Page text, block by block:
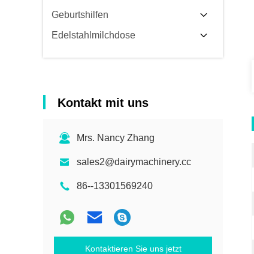
Geburtshilfen
Edelstahlmilchdose
Kontakt mit uns
Mrs. Nancy Zhang
sales2@dairymachinery.cc
86--13301569240
Kontaktieren Sie uns jetzt